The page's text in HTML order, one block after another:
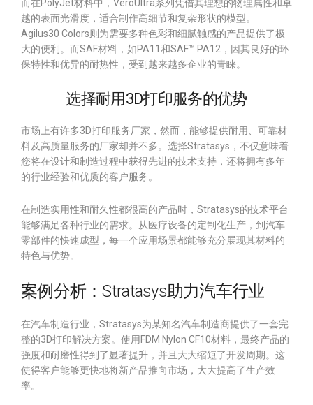
而在PolyJet材料中，VeroUltra系列凭借其理想的物理属性和卓
越的表面光滑度，适合制作高细节和复杂形状的模型。
Agilus30 Colors则为需要多种色彩和细腻触感的产品提供了极
大的便利。而SAF材料，如PA11和SAF™ PA12，因其良好的环
保特性和优异的耐热性，受到越来越多企业的青睐。
选择耐用3D打印服务的优势
市场上有许多3D打印服务厂家，然而，能够提供耐用、可靠材
料及高质量服务的厂家却并不多。选择Stratasys，不仅意味着
您将在设计和制造过程中获得先进的技术支持，还将拥有多年
的行业经验和优质的客户服务。
在制造实用性和耐久性都很高的产品时，Stratasys的技术平台
能够满足各种行业的需求。从医疗设备的定制化生产，到汽车
零部件的快速成型，每一个应用场景都能够充分展现其材料的
特色与优势。
案例分析：Stratasys助力汽车行业
在汽车制造行业，Stratasys为某知名汽车制造商提供了一套完
整的3D打印解决方案。使用FDM Nylon CF10材料，最终产品的
强度和耐磨性得到了显著提升，并且大大缩短了开发周期。这
使得客户能够更快地将新产品推向市场，大大提高了生产效
率。